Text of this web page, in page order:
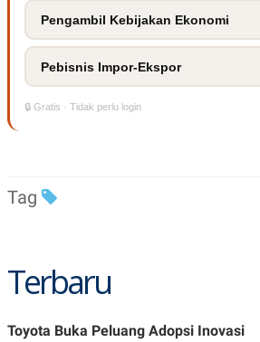
Pengambil Kebijakan Ekonomi
Pebisnis Impor-Ekspor
🔒 Gratis · Tidak perlu login
Tag
Terbaru
Toyota Buka Peluang Adopsi Inovasi